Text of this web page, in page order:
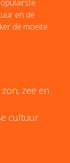
en de
de moeite
zee en
cultuur